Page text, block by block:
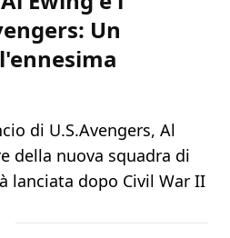
Un
di U.S.Avengers, Al
della nuova squadra di
lanciata dopo Civil War II